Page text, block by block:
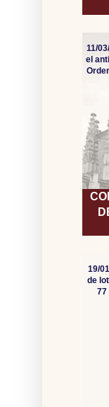
11/
el
19/
de
77